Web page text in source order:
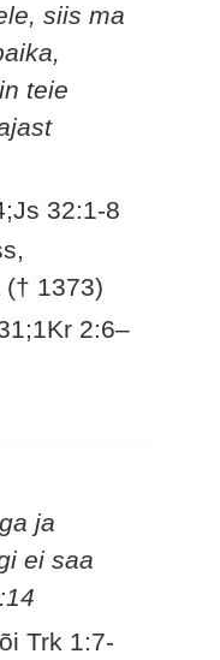
siis ma
teie
32:1-8
1373)
2:6–
ja
ei saa
Trk 1:7-